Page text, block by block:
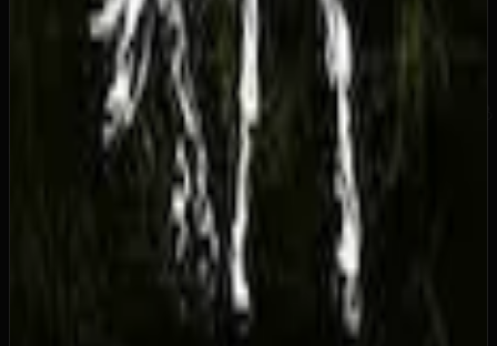
10 ранг -8.910 XP
20 ранг - 42.810 XP
30 ранг -
106.710 XP
40 ранг -
203.910 XP
50 ранг - 337.110 XP
По мере того как вы будите получать уровни вам
будут открываться новое оружие, лошади, режимы
игры, сетевые вызовы и вызовы для режима
свободной игры. Просто играйте и вы достаточно
быстро получите нужный уровень. Достаточно
быстрым способом получения уровней является
уничтожение логов банд, если вы будите
уничтожать их в одиночку, в закрытом матче, то за
каждое логово, вам начисляя от 1500 до 3000